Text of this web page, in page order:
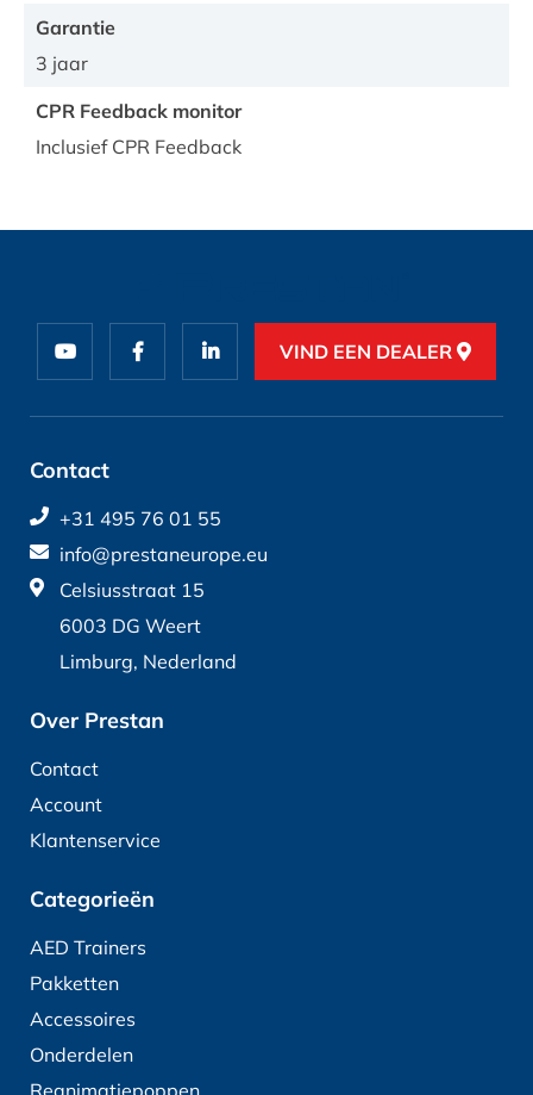
Garantie
3 jaar
CPR Feedback monitor
Inclusief CPR Feedback
VIND EEN DEALER
Contact
+31 495 76 01 55
info@prestaneurope.eu
Celsiusstraat 15
6003 DG Weert
Limburg, Nederland
Over Prestan
Contact
Account
Klantenservice
Categorieën
AED Trainers
Pakketten
Accessoires
Onderdelen